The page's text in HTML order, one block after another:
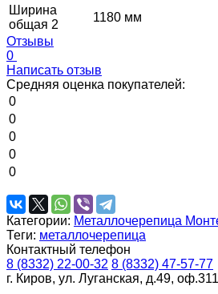
Ширина
общая 2
1180 мм
Отзывы
0
Написать отзыв
Средняя оценка покупателей:
0
0
0
0
0
Категории: Металлочерепица
Теги: металлочерепица
Контактный телефон
8 (8332) 22-00-32 8 (8332) 47-57-77
г. Киров, ул. Луганская, д.49, оф.311